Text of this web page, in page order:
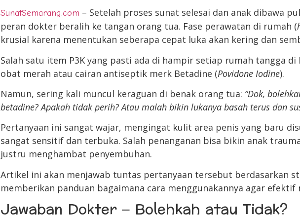
SunatSemarang.com – Setelah proses sunat selesai dan anak dibawa
peran dokter beralih ke tangan orang tua. Fase perawatan di rumah (
krusial karena menentukan seberapa cepat luka akan kering dan
Salah satu item P3K yang pasti ada di hampir setiap rumah tangga di
obat merah atau cairan antiseptik merk Betadine (Povidone Iodine).
Namun, sering kali muncul keraguan di benak orang tua: “Dok,
betadine? Apakah tidak perih? Atau malah bikin lukanya basah terus dan
Pertanyaan ini sangat wajar, mengingat kulit area penis yang baru
sangat sensitif dan terbuka. Salah penanganan bisa bikin anak
justru menghambat penyembuhan.
Artikel ini akan menjawab tuntas pertanyaan tersebut berdasarkan
memberikan panduan bagaimana cara menggunakannya agar efektif
Jawaban Dokter – Bolehkah atau Tidak?